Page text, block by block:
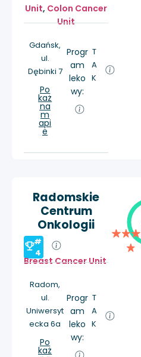
Unit, Colon Cancer
Unit
Gdańsk,
ul.
Dębinki 7
Po
każ
na
m
api
e
Progr
am
leko
wy:
T
A
K
Radomskie
Centrum
Onkologii
#
4
Breast Cancer Unit
Radom,
ul.
Uniwersyt
ecka 6a
Po
każ
Progr
am
leko
wy:
T
A
K